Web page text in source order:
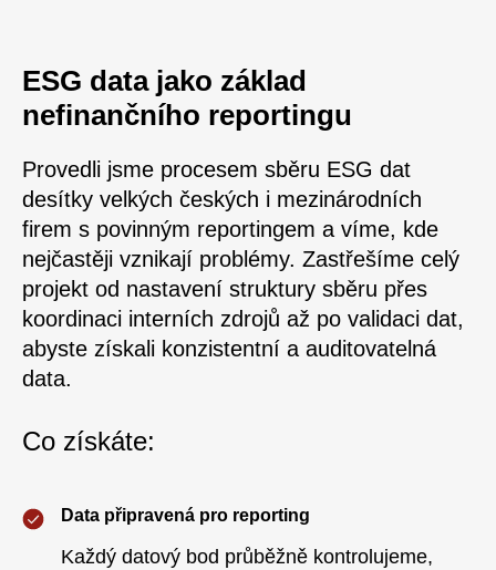
ESG data jako základ
nefinančního reportingu
Provedli jsme procesem sběru ESG dat
desítky velkých českých i mezinárodních
firem s povinným reportingem a víme, kde
nejčastěji vznikají problémy. Zastřešíme celý
projekt od nastavení struktury sběru přes
koordinaci interních zdrojů až po validaci dat,
abyste získali konzistentní a auditovatelná
data.
Co získáte:
Data připravená pro reporting
Každý datový bod průběžně kontrolujeme,